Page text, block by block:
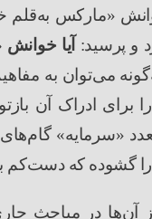
«مارکس بهقلم
و پرسید: آیا خوانش
گونه میتوان به
برای ادراک آن
«سرمایه» گام
را گشوده که دستکم
آن‌ها در مباحث